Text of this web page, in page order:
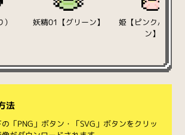
妖精01【グリーン】
姫【ピンク/ブラウ
ン】
法
「PNG」ボタン・「SVG」ボタンをクリッ